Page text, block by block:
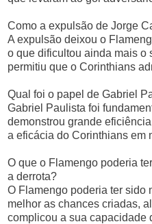
Como a expulsão de Jorge
A expulsão deixou o
o que dificultou ainda mais o
permitiu que o Corinthians
Qual foi o papel de Gabriel
Gabriel Paulista foi
demonstrou grande
a eficácia do Corinthians em
O que o Flamengo poderia
a derrota?
O Flamengo poderia ter sido
melhor as chances criadas,
complicou a sua capacidade